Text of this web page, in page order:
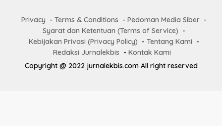
Privacy Terms & Conditions
Pedoman Media Siber
Syarat dan Ketentuan (Terms of Service)
Kebijakan Privasi (Privacy Policy)
Tentang Kami
Redaksi Jurnalekbis
Kontak Kami
Copyright @ 2022 jurnalekbis.com All right reserved